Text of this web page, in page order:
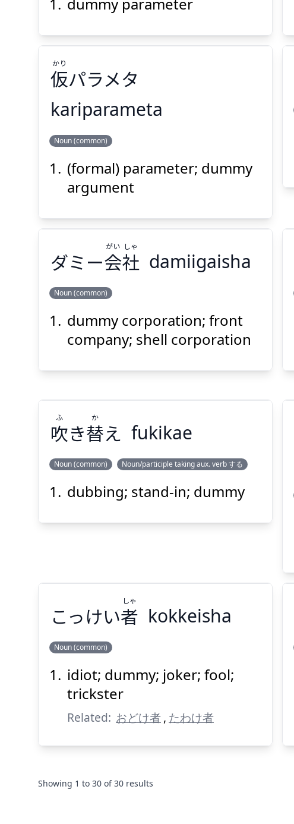
パラメタ
Show answer
(Space)
Suspend
(@)
仮パラメタ
かり
kariparameta
Noun (common)
(formal) parameter; dummy
argument
ダミー
会
社
がい
しゃ
(Space)
Suspend
(@)
ダミー会社
がい しゃ
damiigaisha
Noun (common)
dummy corporation; front
company; shell corporation
え
ふ
か
Show answer
(Space)
Suspend
(@)
吹き替え
ふ か
fukikae
Noun (common) Noun/participle taking aux. verb する
dubbing; stand-in; dummy
こっけい
者
しゃ
こっけい者
しゃ
kokkeisha
Noun (common)
idiot; dummy; joker; fool;
trickster
Related: おどけ者, たわけ者
Showing 1 to 30 of 30 results